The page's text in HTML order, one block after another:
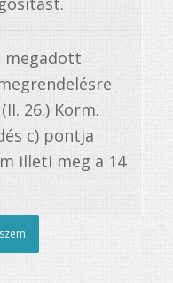
megadott
26.) Korm.
c) pontja
illeti meg a 14